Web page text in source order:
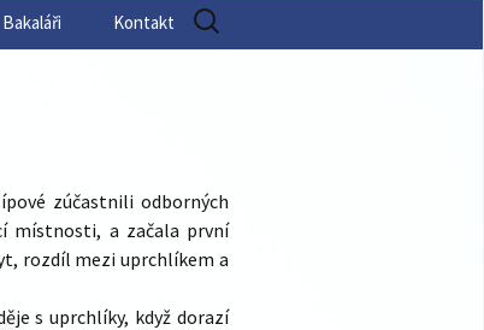
Bakaláři Kontakt Vyhledávání
zúčastnili odborných
místnosti, a začala první
rozdíl mezi uprchlíkem a
s uprchlíky, když dorazí